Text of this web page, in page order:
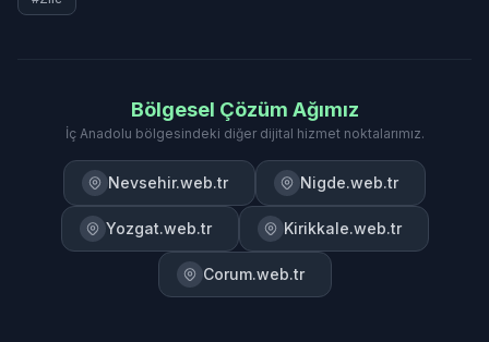
Bölgesel Çözüm Ağımız
İç Anadolu bölgesindeki diğer dijital hizmet noktalarımız.
Nevsehir.web.tr Nigde.web.tr
Yozgat.web.tr Kirikkale.web.tr
Corum.web.tr